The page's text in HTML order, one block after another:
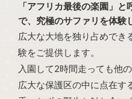
「アフリカ最後の楽園」
で、究極のサファリを体験
広大な大地を独り占めでき
験をご提供します。
入園して2時間走っても他
広大な保護区の中に点在す